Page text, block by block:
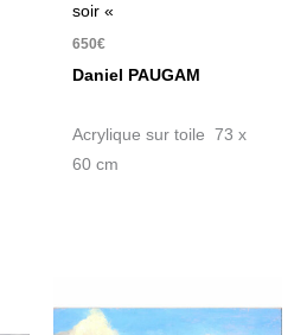
soir «
650€
Daniel PAUGAM
Acrylique sur toile 73 x
60 cm